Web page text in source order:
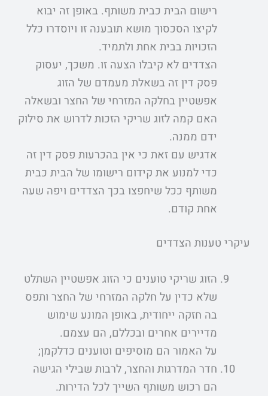
רישום הבית כבית משותף. באופן זה יבוא
לקיצו הסכסוך מושא תובענה זו ויוסדרו כלל
הזכויות בבית אחת ולתמיד.
הצדדים לא קיבלו הצעה זו. משכך, יעסוק
פסק דין זה בשאלת מעמדם של הזוג
אפשטיין בחלקה המזרחי של החצר ובשאלה
האם קמה לזוג שריקי הזכות לדרוש את סילוק
ידם ממנה.
אדגיש עם זאת כי אין בהכרעות פסק דין זה
כדי למנוע את קידום רישומו של הבית כבית
משותף ככל שיחפצו בכך הצדדים ויפה שעה
אחת קודם.
עיקרי טענות הצדדים
הזוג שריקי טוענים כי הזוג אפשטיין השתלט
שלא כדין על חלקה המזרחי של החצר ותפס
בה חזקה ייחודית, באופן המונע שימוש
מדיירים אחרים ובכללם, הם עצמם.
על האמור הם מוסיפים וטוענים כדלקמן;
חדר המדרגות והחצר, לרבות שבילי הגישה
הם רכוש משותף השייך לכל הדירות.